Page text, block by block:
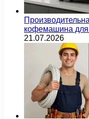
кофемашина
21.07.2026